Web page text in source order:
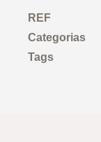
REF
Categorias
Tags